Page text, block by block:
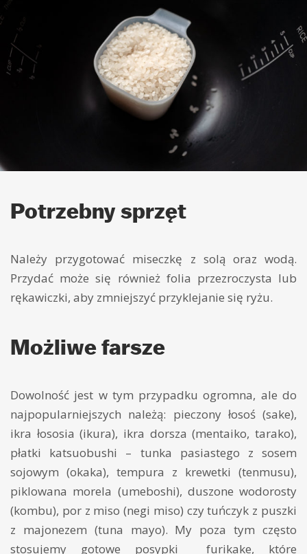
Potrzebny sprzęt
Należy przygotować miseczkę z solą oraz wodą.
Przydać może się również folia przezroczysta lub
rękawiczki, aby zmniejszyć przyklejanie się ryżu.
Możliwe farsze
Dowolność jest w tym przypadku ogromna, ale do
najpopularniejszych należą: pieczony łosoś (sake),
ikra łososia (ikura), ikra dorsza (mentaiko, tarako),
płatki katsuobushi – tunka pasiastego z sosem
sojowym (okaka), tempura z krewetki (tenmusu),
piklowana morela (umeboshi), duszone wodorosty
(kombu), por z miso (negi miso) czy tuńczyk z puszki
z majonezem (tuna mayo). My poza tym często
stosujemy gotowe posypki furikake, które